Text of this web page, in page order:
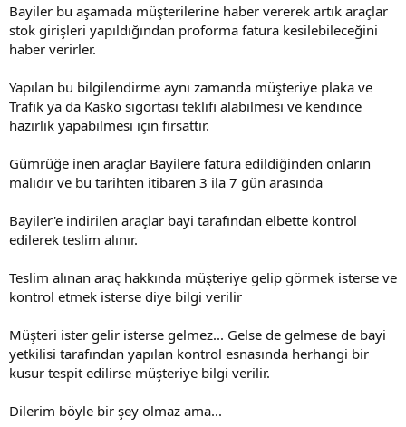
Bayiler bu aşamada müşterilerine haber vererek artık araçlar
stok girişleri yapıldığından proforma fatura kesilebileceğini
haber verirler.
Yapılan bu bilgilendirme aynı zamanda müşteriye plaka ve
Trafik ya da Kasko sigortası teklifi alabilmesi ve kendince
hazırlık yapabilmesi için fırsattır.
Gümrüğe inen araçlar Bayilere fatura edildiğinden onların
malıdır ve bu tarihten itibaren 3 ila 7 gün arasında
Bayiler'e indirilen araçlar bayi tarafından elbette kontrol
edilerek teslim alınır.
Teslim alınan araç hakkında müşteriye gelip görmek isterse ve
kontrol etmek isterse diye bilgi verilir
Müşteri ister gelir isterse gelmez... Gelse de gelmese de bayi
yetkilisi tarafından yapılan kontrol esnasında herhangi bir
kusur tespit edilirse müşteriye bilgi verilir.
Dilerim böyle bir şey olmaz ama...